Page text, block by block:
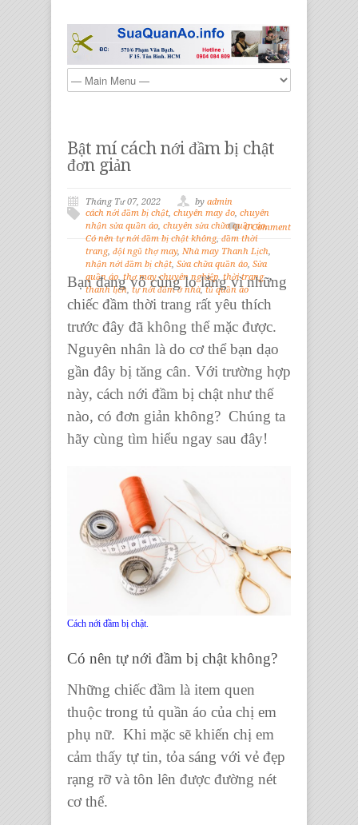
Bật mí cách nới đầm bị chật
đơn giản
Tháng Tư 07, 2022 by admin
cách nới đầm bị chật, chuyên may đo, chuyên
nhận sửa quần áo, chuyên sửa chữa quần áo,
Có nên tự nới đầm bị chật không, đầm thời
trang, đội ngũ thợ may, Nhà may Thanh Lịch,
nhận nới đầm bị chật, Sửa chữa quần áo, Sửa
quần áo, thợ may chuyên nghiệp, thời trang
thanh lịch, tự nới đầm ở nhà,tủ quần áo
0 Comment
Bạn đang vô cùng lo lắng vì những
chiếc đầm thời trang rất yêu thích
trước đây đã không thể mặc được.
Nguyên nhân là do cơ thể bạn dạo
gần đây bị tăng cân. Với trường hợp
này, cách nới đầm bị chật như thế
nào, có đơn giản không? Chúng ta
hãy cùng tìm hiểu ngay sau đây!
Cách nới đầm bị chật.
Có nên tự nới đầm bị chật không?
Những chiếc đầm là item quen
thuộc trong tủ quần áo của chị em
phụ nữ. Khi mặc sẽ khiến chị em
cảm thấy tự tin, tỏa sáng với vẻ đẹp
rạng rỡ và tôn lên được đường nét
cơ thể.